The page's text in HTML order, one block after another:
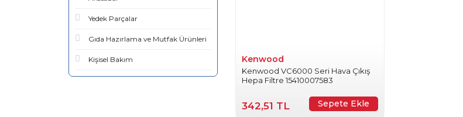
Yedek Parçalar
Gıda Hazırlama ve Mutfak Ürünleri
Kişisel Bakım Kenwood
Kenwood VC6000 Seri Hava Çıkış
Hepa Filtre 15410007583
342,51 TL Sepete Ekle